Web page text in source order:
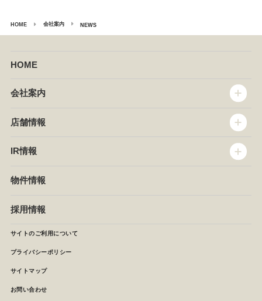
HOME 会社案内 NEWS
HOME
会社案内
企業情報
セントラルキッチン
NEWS
店舗情報
椿屋珈琲
イタリアンダイニングDONA
店舗検索
IR情報
IRニュース
月次報告
決算短信
株主の皆様へ
よくあるご質問 (株主優待制度)
物件情報
採用情報
サイトのご利用について
プライバシーポリシー
サイトマップ
お問い合わせ